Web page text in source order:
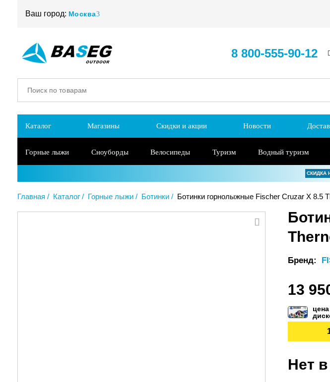
Ваш город: Москва
8 800-555-90-12
Каталог Магазины Скидки и акции Новости
Горные лыжи Сноуборды Велосипеды Туризм Водный туризм
СКИДКА
Главная Каталог Горные лыжи Ботинки Ботинки горнолыжные Fischer Cruzar X 8.5
Бренд:
13
Нет